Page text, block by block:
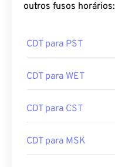
outros fusos horários:
CDT para PST
CDT para WET
CDT para CST
CDT para MSK